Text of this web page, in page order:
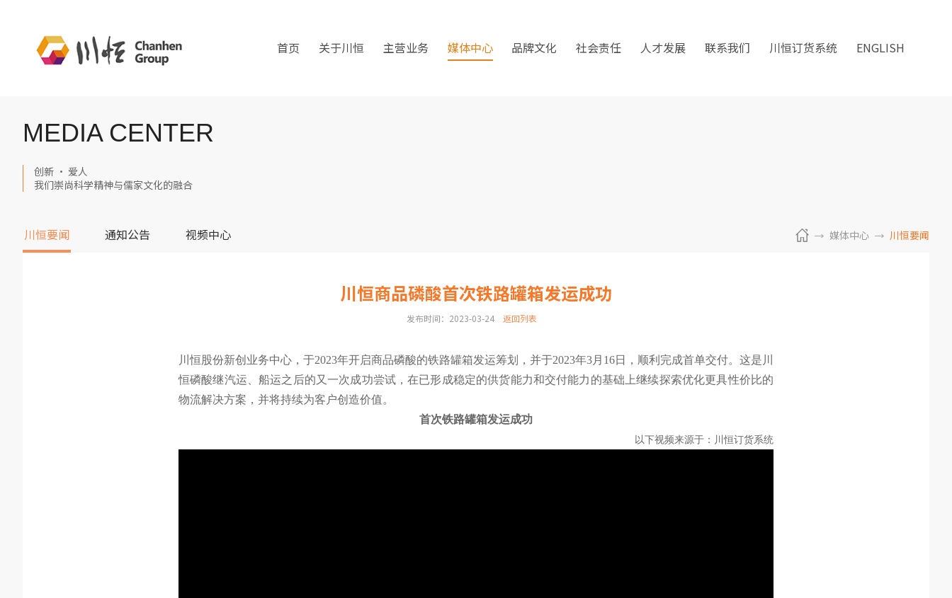
首页 关于川恒 主营业务 媒体中心 品牌文化 社会责任 人才发展 联系我们 川恒订货系统 ENGLISH
MEDIA CENTER
创新 · 爱人
我们崇尚科学精神与儒家文化的融合
川恒要闻 通知公告 视频中心 媒体中心 川恒要闻
川恒商品磷酸首次铁路罐箱发运成功
发布时间：2023-03-24 返回列表
川恒股份新创业务中心，于2023年开启商品磷酸的铁路罐箱发运筹划，并于2023年3月16日，顺利完成首单交付。这是川
恒磷酸继汽运、船运之后的又一次成功尝试，在已形成稳定的供货能力和交付能力的基础上继续探索优化更具性价比的
物流解决方案，并将持续为客户创造价值。
首次铁路罐箱发运成功
以下视频来源于：川恒订货系统